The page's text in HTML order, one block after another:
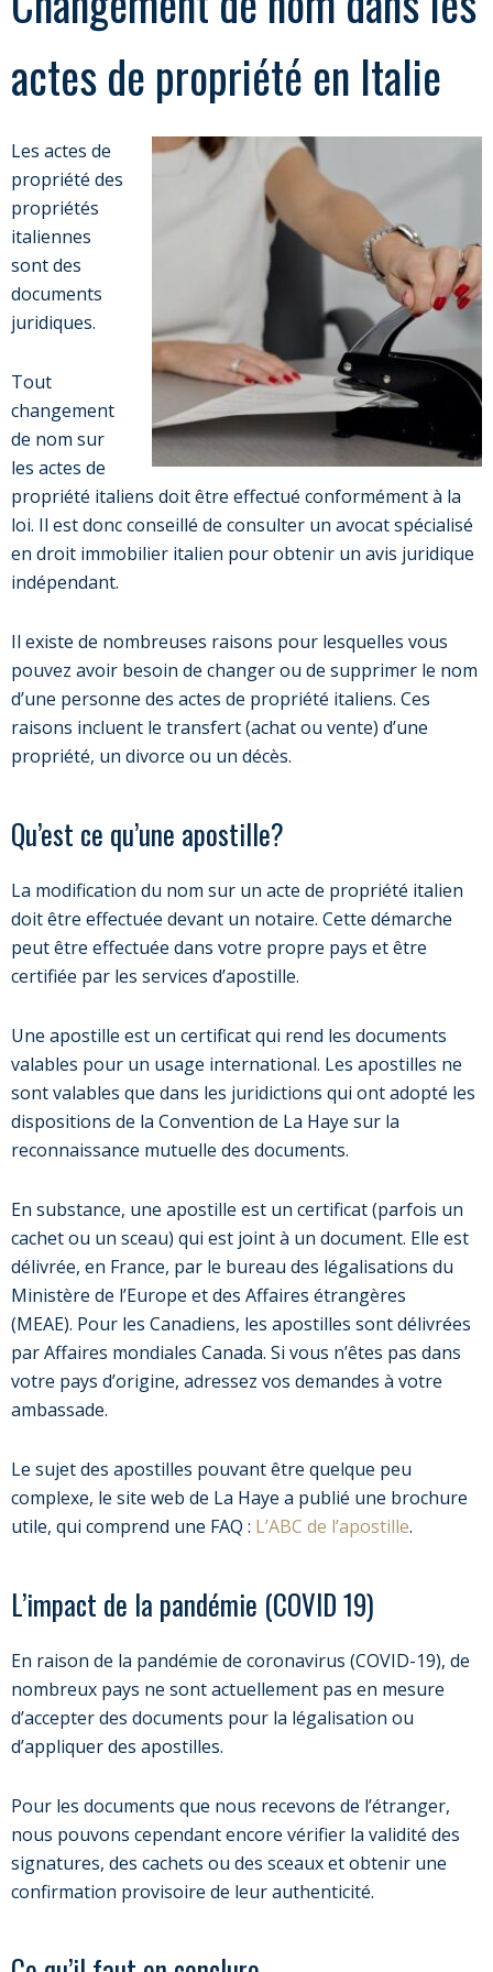
actes de propriété en Italie
Les actes de
propriété des
propriétés
italiennes
sont des
documents
juridiques.
Tout
changement
de nom sur
les actes de
propriété italiens doit être effectué conformément à la
loi. Il est donc conseillé de consulter un avocat spécialisé
en droit immobilier italien pour obtenir un avis juridique
indépendant.
Il existe de nombreuses raisons pour lesquelles vous
pouvez avoir besoin de changer ou de supprimer le nom
d’une personne des actes de propriété italiens. Ces
raisons incluent le transfert (achat ou vente) d’une
propriété, un divorce ou un décès.
Qu’est ce qu’une apostille?
La modification du nom sur un acte de propriété italien
doit être effectuée devant un notaire. Cette démarche
peut être effectuée dans votre propre pays et être
certifiée par les services d’apostille.
Une apostille est un certificat qui rend les documents
valables pour un usage international. Les apostilles ne
sont valables que dans les juridictions qui ont adopté les
dispositions de la Convention de La Haye sur la
reconnaissance mutuelle des documents.
En substance, une apostille est un certificat (parfois un
cachet ou un sceau) qui est joint à un document. Elle est
délivrée, en France, par le bureau des légalisations du
Ministère de l’Europe et des Affaires étrangères
(MEAE). Pour les Canadiens, les apostilles sont délivrées
par Affaires mondiales Canada. Si vous n’êtes pas dans
votre pays d’origine, adressez vos demandes à votre
ambassade.
Le sujet des apostilles pouvant être quelque peu
complexe, le site web de La Haye a publié une brochure
utile, qui comprend une FAQ : L’ABC de l’apostille.
L’impact de la pandémie (COVID 19)
En raison de la pandémie de coronavirus (COVID-19), de
nombreux pays ne sont actuellement pas en mesure
d’accepter des documents pour la légalisation ou
d’appliquer des apostilles.
Pour les documents que nous recevons de l’étranger,
nous pouvons cependant encore vérifier la validité des
signatures, des cachets ou des sceaux et obtenir une
confirmation provisoire de leur authenticité.